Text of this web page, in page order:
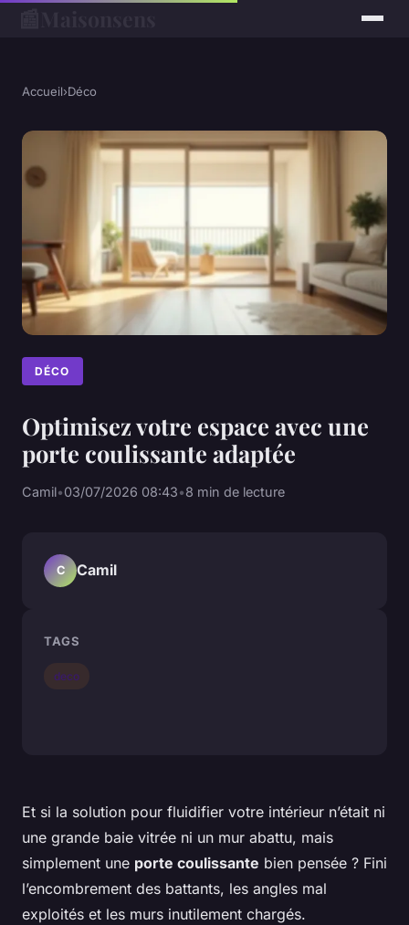
Accueil›Déco
DÉCO
Optimisez votre espace avec une
porte coulissante adaptée
Camil•03/07/2026 08:43•8 min de lecture
Et si la solution pour fluidifier votre intérieur n’était ni
une grande baie vitrée ni un mur abattu, mais
simplement une porte coulissante bien pensée ? Fini
l’encombrement des battants, les angles mal
exploités et les murs inutilement chargés.
C Camil
TAGS
deco